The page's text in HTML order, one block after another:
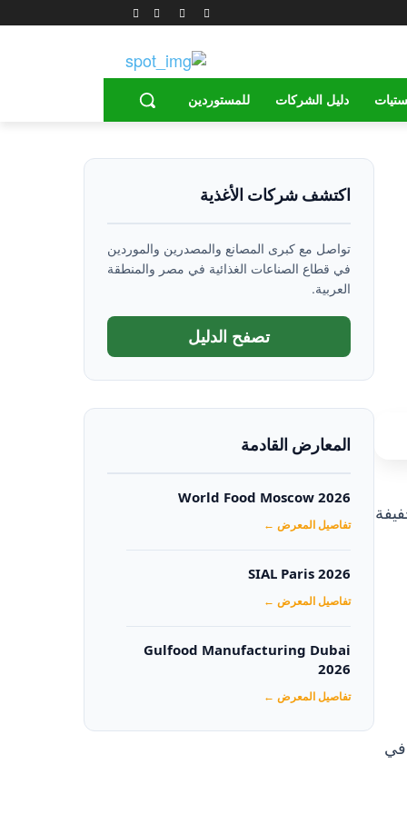
دليل الشركات للمستوردين
في
اكتشف شركات الأغذية
تواصل مع كبرى المصانع والمصدرين والموردين
في قطاع الصناعات الغذائية في مصر والمنطقة
العربية.
تصفح الدليل
المعارض القادمة
World Food Moscow 2026
تفاصيل المعرض ←
SIAL Paris 2026
تفاصيل المعرض ←
Gulfood Manufacturing Dubai
2026‏
تفاصيل المعرض ←